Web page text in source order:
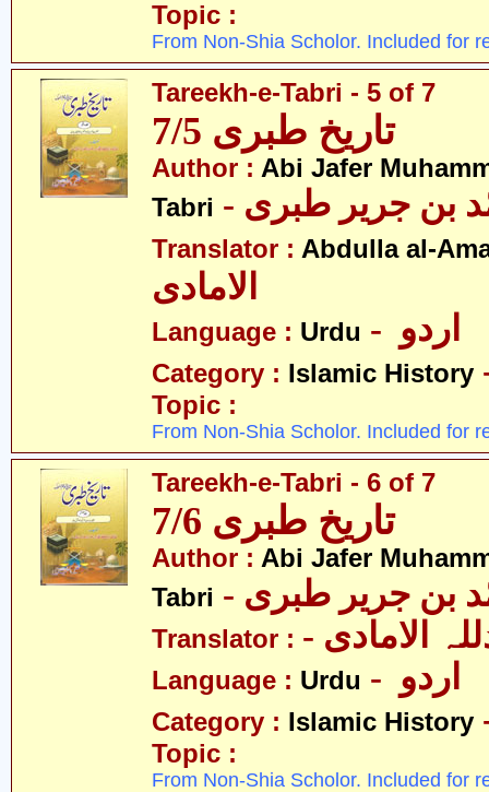
Topic :
From Non-Shia Scholor. Included for
Tareekh-e-Tabri - 5 of 7
تاریخ طبری 7/5
Author : Abi Jafer
Tabri
بن جریر طبری
Translator : Abdulla al-
الامادی
Language : Urdu
Category : Islamic History
Topic :
From Non-Shia Scholor. Included for
Tareekh-e-Tabri - 6 of 7
تاریخ طبری 7/6
Author : Abi Jafer
Tabri
بن جریر طبری
Translator : الامادی
Language : Urdu
Category : Islamic History
Topic :
From Non-Shia Scholor. Included for